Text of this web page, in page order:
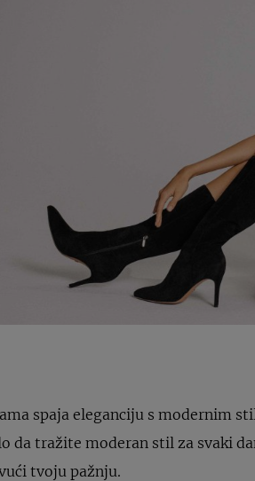
spaja eleganciju s modernim
da tražite moderan stil za svaki
tvoju pažnju.